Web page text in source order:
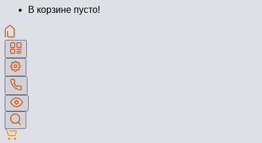
В корзине пусто!